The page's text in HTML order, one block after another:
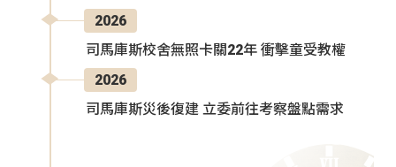
2026
司馬庫斯校舍無照卡關22年 衝擊童受教權
2026
司馬庫斯災後復建 立委前往考察盤點需求